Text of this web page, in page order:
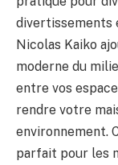
divertissements
Nicolas Kaiko
moderne du
entre vos
rendre votre
environnement.
parfait pour les